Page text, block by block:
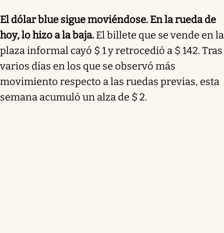
El dólar blue sigue moviéndose. En la rueda de
hoy, lo hizo a la baja. El billete que se vende en la
plaza informal cayó $ 1 y retrocedió a $ 142. Tras
varios días en los que se observó más
movimiento respecto a las ruedas previas, esta
semana acumuló un alza de $ 2.